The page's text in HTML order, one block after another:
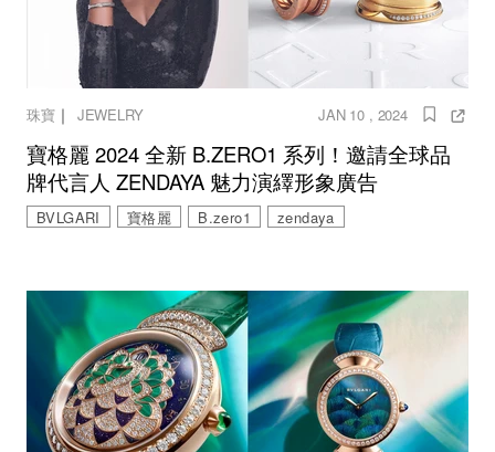
珠寶｜ JEWELRY JAN 10 , 2024
寶格麗 2024 全新 B.ZERO1 系列！邀請全球品
牌代言人 ZENDAYA 魅力演繹形象廣告
BVLGARI 寶格麗 B.zero1 zendaya